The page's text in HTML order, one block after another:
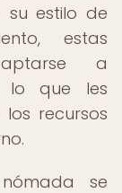
su estilo de
estas
a
lo que les
recursos
se